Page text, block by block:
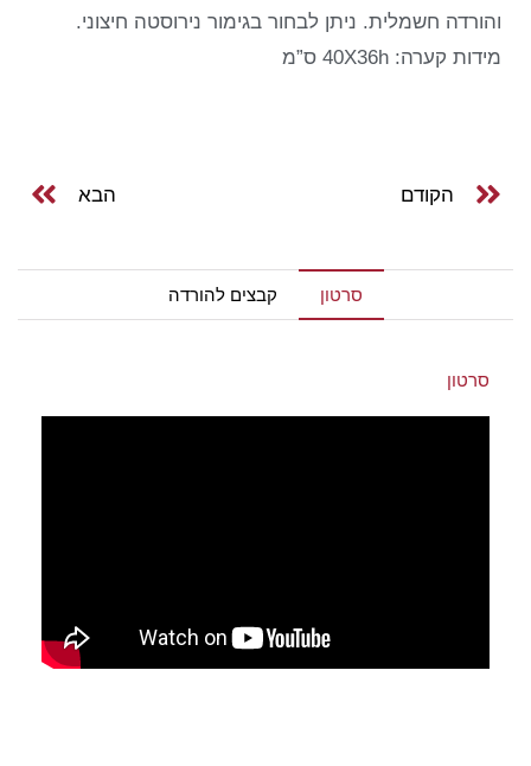
והורדה חשמלית. ניתן לבחור בגימור נירוסטה חיצוני.
מידות קערה: 40X36h ס”מ
הקודם הבא
סרטון קבצים להורדה
סרטון